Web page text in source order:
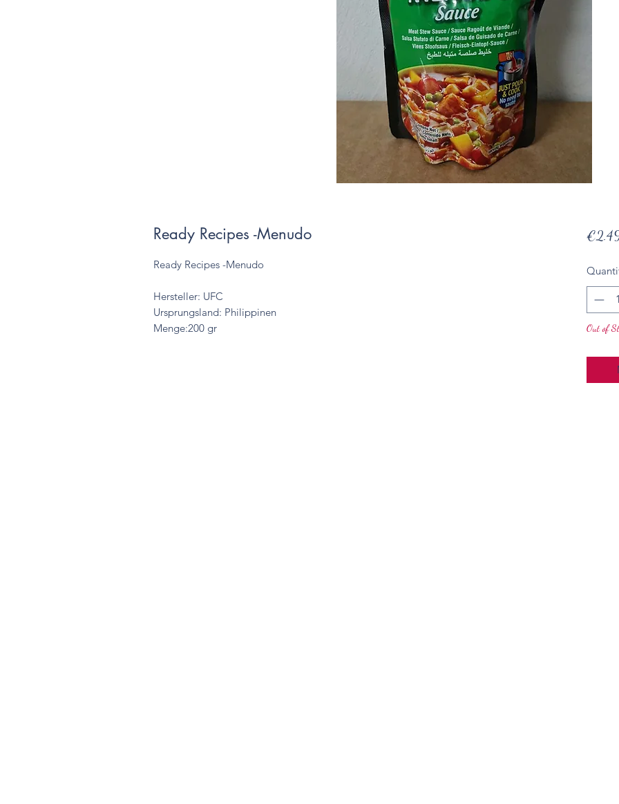
Ready Recipes -Menudo
Ready Recipes -Menudo
Hersteller: UFC
Ursprungsland: Philippinen
Menge:200 gr
Out of